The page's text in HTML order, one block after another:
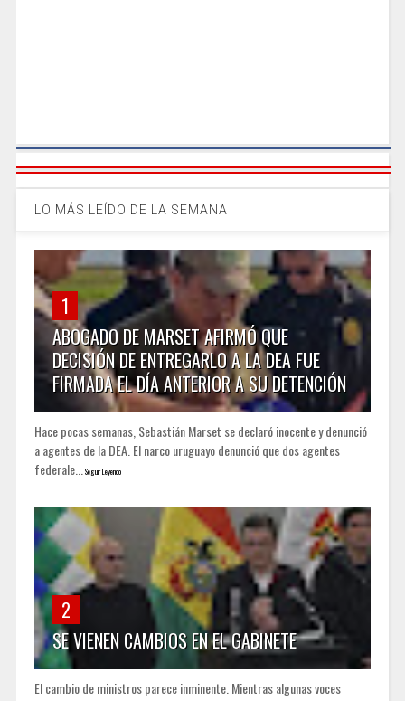
LO MÁS LEÍDO DE LA SEMANA
1
ABOGADO DE MARSET AFIRMÓ QUE
DECISIÓN DE ENTREGARLO A LA DEA FUE
FIRMADA EL DÍA ANTERIOR A SU DETENCIÓN
Hace pocas semanas, Sebastián Marset se declaró inocente y denunció
a agentes de la DEA. El narco uruguayo denunció que dos agentes
federale...
Seguir Leyendo
2
SE VIENEN CAMBIOS EN EL GABINETE
El cambio de ministros parece inminente. Mientras algunas voces